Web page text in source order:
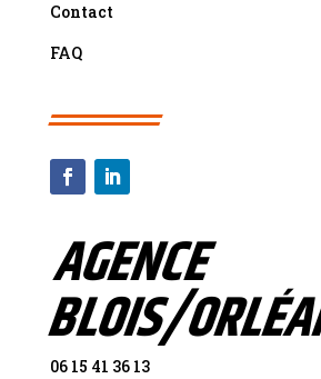
Contact
FAQ
AGENCE
BLOIS/
06 15 41 36 13